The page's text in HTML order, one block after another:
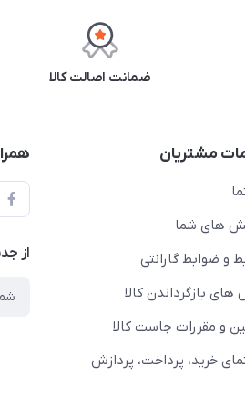
ضمانت اصالت کالا
مشتریان
های شما
و ضوابط گارانتی
بازگرداندن کالا
و مقررات جاست کالا
خرید، پرداخت، پردازش
از